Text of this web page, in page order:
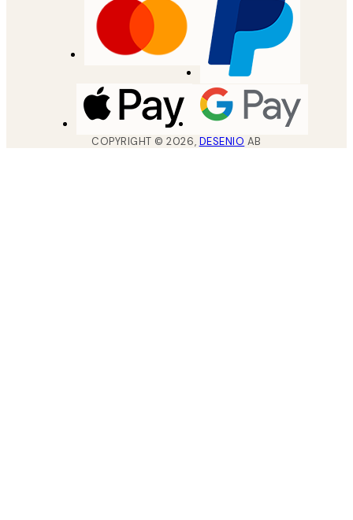
COPYRIGHT ©2026, DESENIO AB